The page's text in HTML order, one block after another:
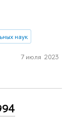
наук
7 июля 2023